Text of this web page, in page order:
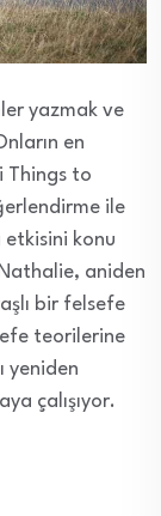
yazmak ve
en
Things to
ile
etkisini konu
aniden
bir felsefe
teorilerine
yeniden
çalışıyor.